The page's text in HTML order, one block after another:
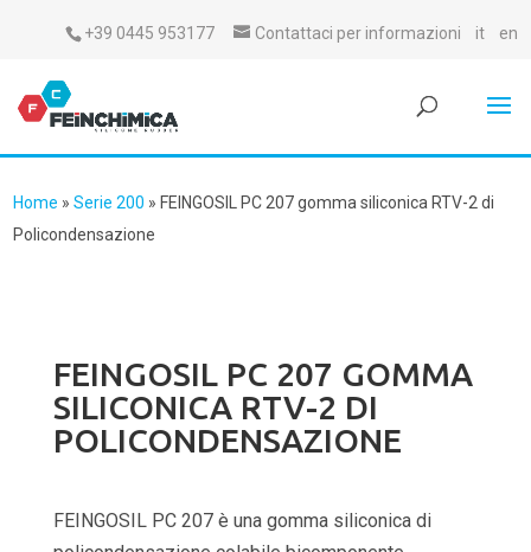
+39 0445 953177 Contattaci per informazioni it en
Home »Serie 200 » FEINGOSIL PC 207 gomma siliconica RTV-2 di
Policondensazione
FEINGOSIL PC 207 GOMMA
SILICONICA RTV-2 DI
POLICONDENSAZIONE
FEINGOSIL PC 207 è una gomma siliconica di